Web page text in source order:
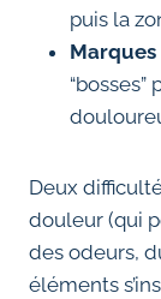
puis la
Marques
Deux
douleur (qui
des odeurs,
éléments